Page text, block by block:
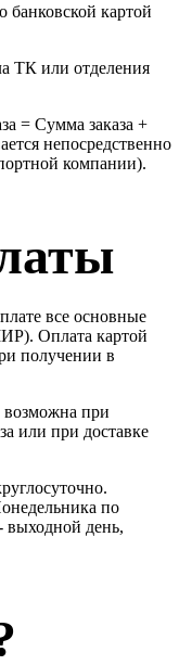
банковской картой
ТК или отделения
= Сумма заказа +
непосредственно
компании).
все основные
Оплата картой
получении в
возможна при
или при доставке
по
выходной день,